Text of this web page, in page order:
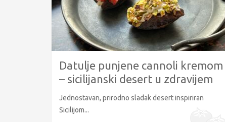
Datulje punjene cannoli kremom
– sicilijanski desert u zdravijem
izdanju
Jednostavan, prirodno sladak desert inspiriran
Sicilijom...